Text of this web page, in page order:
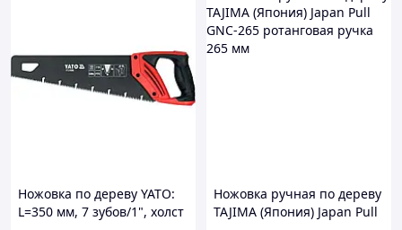
Ножовка по дереву YATO:
L=350 мм, 7 зубов/1", холст
Ножовка ручная по дереву
TAJIMA (Япония) Japan Pull